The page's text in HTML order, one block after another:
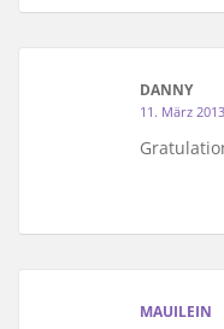
DANNY
11. März
MAUILEIN